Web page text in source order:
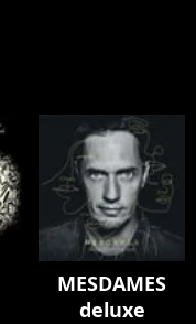
MESDAMES
deluxe